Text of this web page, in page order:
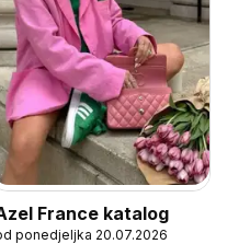
France katalog
ponedjeljka 20.07.2026